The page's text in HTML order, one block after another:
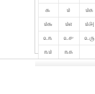
௯
௰ ௰௧
௰௬
௰௭ ௰௮
௨௩
௨௪ ௨௫
௩௰
௩௧